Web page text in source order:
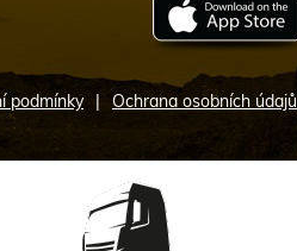
podmínky Ochrana osobních údajů